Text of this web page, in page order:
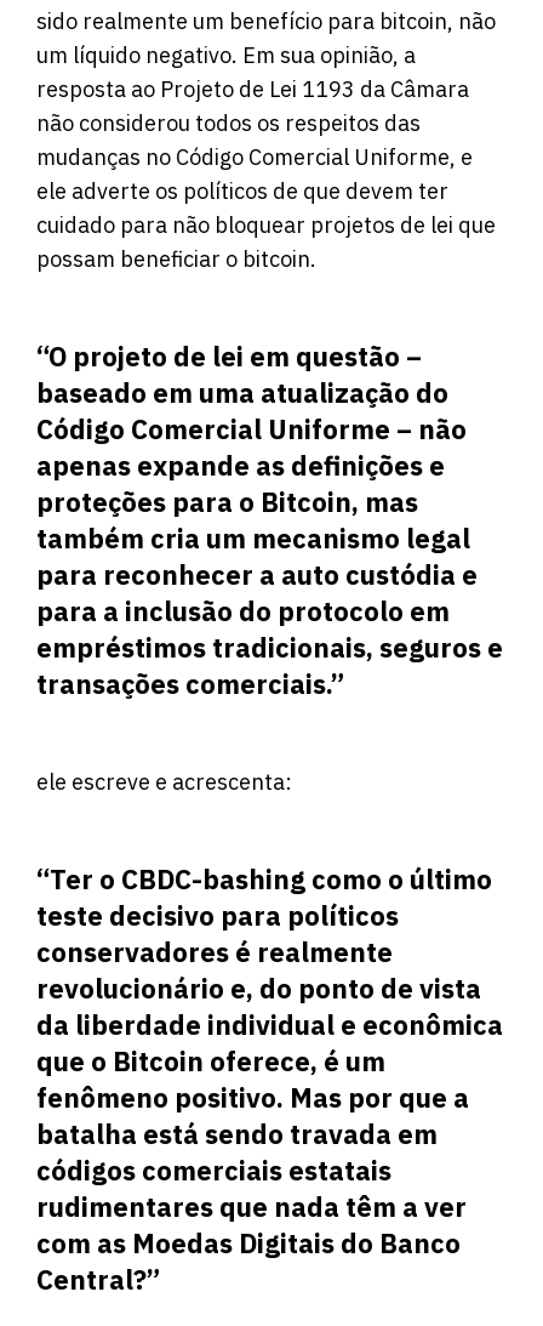
sido realmente um benefício para bitcoin, não
um líquido negativo. Em sua opinião, a
resposta ao Projeto de Lei 1193 da Câmara
não considerou todos os respeitos das
mudanças no Código Comercial Uniforme, e
ele adverte os políticos de que devem ter
cuidado para não bloquear projetos de lei que
possam beneficiar o bitcoin.
“O projeto de lei em questão –
baseado em uma atualização do
Código Comercial Uniforme – não
apenas expande as definições e
proteções para o Bitcoin, mas
também cria um mecanismo legal
para reconhecer a auto custódia e
para a inclusão do protocolo em
empréstimos tradicionais, seguros e
transações comerciais.”
ele escreve e acrescenta:
“Ter o CBDC-bashing como o último
teste decisivo para políticos
conservadores é realmente
revolucionário e, do ponto de vista
da liberdade individual e econômica
que o Bitcoin oferece, é um
fenômeno positivo. Mas por que a
batalha está sendo travada em
códigos comerciais estatais
rudimentares que nada têm a ver
com as Moedas Digitais do Banco
Central?”